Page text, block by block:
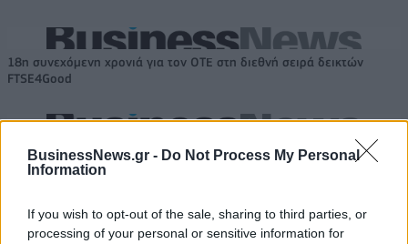
BusinessNews.gr - Do Not Process My Personal
Information
If you wish to opt-out of the sale, sharing to third parties, or
processing of your personal or sensitive information for
18η συνεχόμενη χρονιά για τον ΟΤΕ στη διεθνή σειρά δεικτών
FTSE4Good
Alpha Bank: Για πρώτη φορά το Αρχαίο Θέατρο Επιδαύρου άνοιξε τις
πύλες του σε όλους